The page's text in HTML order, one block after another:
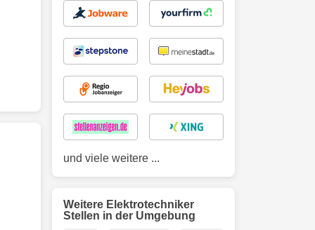
und viele weitere ...
Weitere Elektrotechniker
Stellen in der Umgebung